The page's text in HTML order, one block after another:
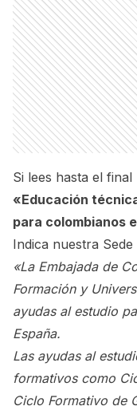
Si lees hasta el
«Educación
para colombianos
Indica nuestra
«La Embajada de
Formación y
ayudas al estudio
España.
Las ayudas al
formativos como
Ciclo Formativo de